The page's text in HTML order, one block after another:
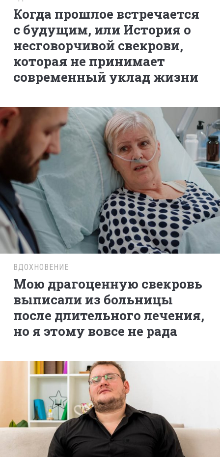
Когда прошлое встречается
с будущим, или История о
несговорчивой свекрови,
которая не принимает
современный уклад жизни
ВДОХНОВЕНИЕ
Мою драгоценную свекровь
выписали из больницы
после длительного лечения,
но я этому вовсе не рада